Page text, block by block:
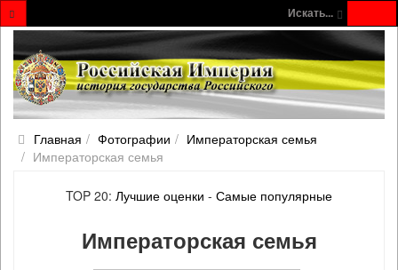
Искать...
Главная Фотографии
Императорская семья
Императорская семья
TOP 20: Лучшие оценки - Самые популярные
Императорская семья